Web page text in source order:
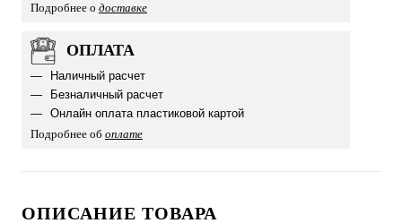
Подробнее о доставке
ОПЛАТА
Наличный расчет
Безналичный расчет
Онлайн оплата пластиковой картой
Подробнее об оплате
ОПИСАНИЕ ТОВАРА